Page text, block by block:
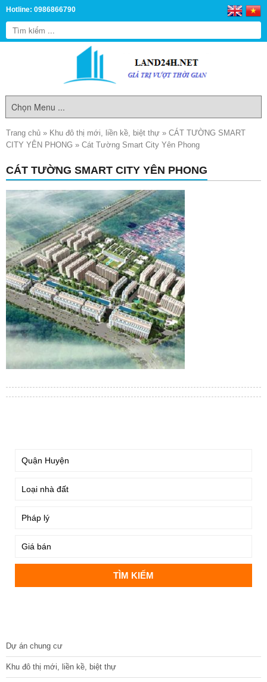
Hotline: 0986866790
Trang chủ » Khu đô thị mới, liền kề, biệt thự » CÁT TƯỜNG SMART
CITY YÊN PHONG » Cát Tường Smart City Yên Phong
CÁT TƯỜNG SMART CITY YÊN PHONG
Dự án chung cư
Khu đô thị mới, liền kề, biệt thự